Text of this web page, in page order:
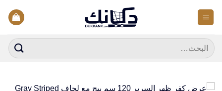
للمحتوى
البحث
عن: